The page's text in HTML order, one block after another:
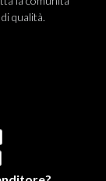
qualità.